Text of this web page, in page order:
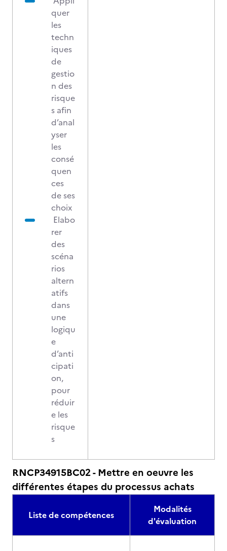
quer
les
techn
iques
de
gestio
n des
risque
s afin
d’anal
yser
les
consé
quen
ces
de ses
choix
Elabo
rer
des
scéna
rios
altern
atifs
dans
une
logiqu
e
d’anti
cipati
on,
pour
réduir
e les
risque
s
RNCP34915BC02 - Mettre en oeuvre les
différentes étapes du processus achats
Liste de compétences
Modalités
d'évaluation